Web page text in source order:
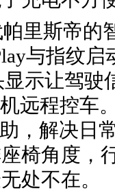
里斯帝的
与指纹
示让驾驶
远程控车
，解决日
椅角度，
处不在。